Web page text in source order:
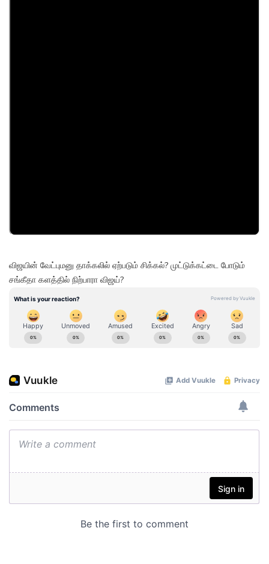
விஜயின் வேட்புமனு தாக்கலில் ஏற்படும் சிக்கல்? முட்டுக்கட்டை போடும்
சங்கீதா களத்தில் நிற்பாரா விஜய்?